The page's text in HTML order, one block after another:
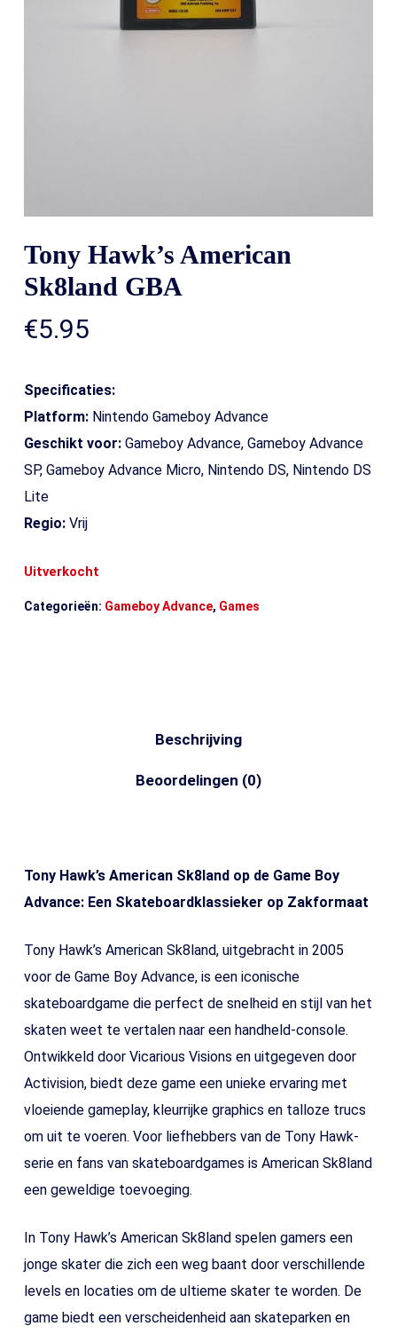
Tony Hawk’s American
Sk8land GBA
€5.95
Specificaties:
Platform:Nintendo Gameboy Advance
Geschikt voor:Gameboy Advance, Gameboy Advance
SP, Gameboy Advance Micro, Nintendo DS, Nintendo DS
Lite
Regio:Vrij
Uitverkocht
Categorieën: Gameboy Advance, Games
Beschrijving
Beoordelingen (0)
Tony Hawk’s American Sk8land op de Game Boy
Advance: Een Skateboardklassieker op Zakformaat
Tony Hawk’s American Sk8land, uitgebracht in 2005
voor de Game Boy Advance, is een iconische
skateboardgame die perfect de snelheid en stijl van het
skaten weet te vertalen naar een handheld-console.
Ontwikkeld door Vicarious Visions en uitgegeven door
Activision, biedt deze game een unieke ervaring met
vloeiende gameplay, kleurrijke graphics en talloze trucs
om uit te voeren. Voor liefhebbers van de Tony Hawk-
serie en fans van skateboardgames is American Sk8land
een geweldige toevoeging.
In Tony Hawk’s American Sk8land spelen gamers een
jonge skater die zich een weg baant door verschillende
levels en locaties om de ultieme skater te worden. De
game biedt een verscheidenheid aan skateparken en